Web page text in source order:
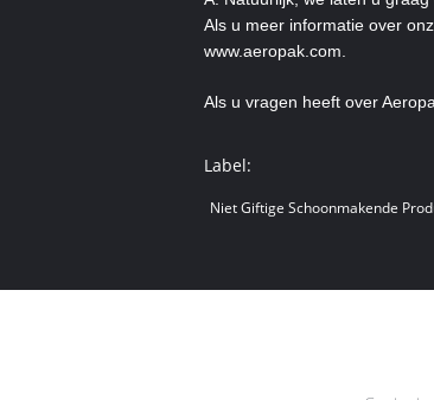
Als u meer informatie over
www.aeropak.com.
Als u vragen heeft over
Label:
Niet Giftige Schoonmakende